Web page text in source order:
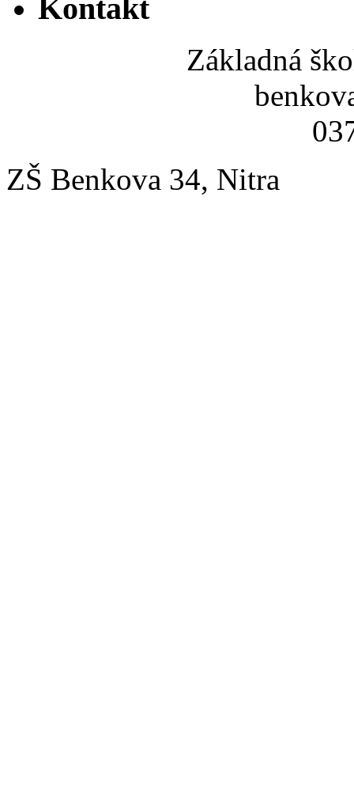
Kontakt
Základná
ZŠ Benkova 34, Nitra